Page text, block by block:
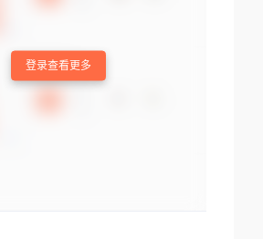
登录查看更多